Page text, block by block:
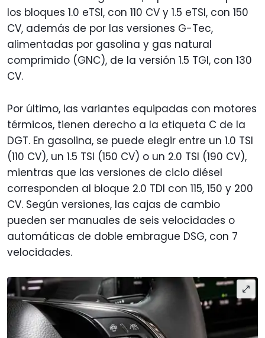
los bloques 1.0 eTSI, con 110 CV y 1.5 eTSI, con 150
CV, además de por las versiones G-Tec,
alimentadas por gasolina y gas natural
comprimido (GNC), de la versión 1.5 TGI, con 130
CV.
Por último, las variantes equipadas con motores
térmicos, tienen derecho a la etiqueta C de la
DGT. En gasolina, se puede elegir entre un 1.0 TSI
(110 CV), un 1.5 TSI (150 CV) o un 2.0 TSI (190 CV),
mientras que las versiones de ciclo diésel
corresponden al bloque 2.0 TDI con 115, 150 y 200
CV. Según versiones, las cajas de cambio
pueden ser manuales de seis velocidades o
automáticas de doble embrague DSG, con 7
velocidades.